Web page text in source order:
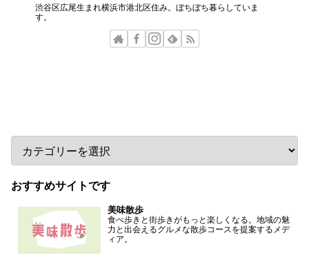
渋谷区広尾生まれ横浜市港北区住み。ぼちぼち暮らしていま
す。
おすすめサイトです
美味散歩
食べ歩きと街歩きがもっと楽しくなる。地域の魅
力と出会えるグルメな散歩コースを提案するメデ
ィア。